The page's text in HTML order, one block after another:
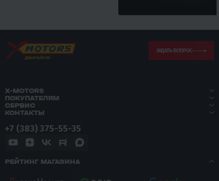
ЗАДАТЬ ВОПРОС
X-MOTORS
ПОКУПАТЕЛЯМ
СЕРВИС
КОНТАКТЫ
+7 (383) 375-55-35
РЕЙТИНГ МАГАЗИНА